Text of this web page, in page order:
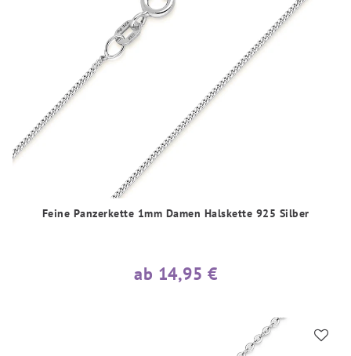
Feine Panzerkette 1mm Damen Halskette 925 Silber
ab 14,95 €